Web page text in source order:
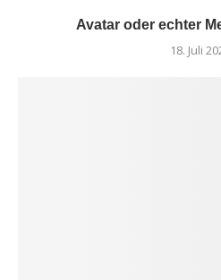
Avatar oder echter
18. Juli